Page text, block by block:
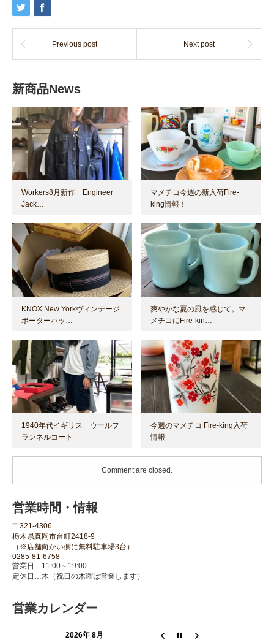
Previous post Next post
新商品News
Workers8月新作「Engineer
Jack…
マメチコ今週の新入荷Fire-
king情報！
KNOX New Yorkヴィンテージ
ボーターハッ…
爽やかな夏の風を感じて。マ
メチコにFire-kin…
1940年代イギリス ウールフ
ランネルコート
今週のマメチコ Fire-king入荷
情報
Comment are closed.
営業時間・情報
〒321-4306
栃木県真岡市台町2418-9
（※店舗向かい側に無料駐車場3台）
0285-81-6758
営業日…11:00～19:00
定休日…木（祝日の木曜は営業します）
営業カレンダー
2026年 8月